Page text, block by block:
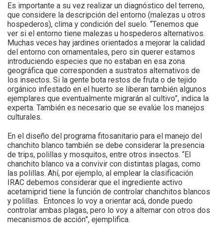
Es importante a su vez realizar un diagnóstico del terreno,
que considere la descripción del entorno (malezas u otros
hospederos), clima y condición del suelo. “Tenemos que
ver si el entorno tiene malezas u hospederos alternativos.
Muchas veces hay jardines orientados a mejorar la calidad
del entorno con ornamentales, pero sin querer estamos
introduciendo especies que no estaban en esa zona
geográfica que corresponden a sustratos alternativos de
los insectos. Si la gente bota restos de fruta o de tejido
orgánico infestado en el huerto se liberan también algunos
ejemplares que eventualmente migrarán al cultivo”, indica la
experta. También es necesario que se evalúe los manejos
culturales.
En el diseño del programa fitosanitario para el manejo del
chanchito blanco también se debe considerar la presencia
de trips, polillas y mosquitos, entre otros insectos. “El
chanchito blanco va a convivir con distintas plagas, como
las polillas. Ahí, por ejemplo, al emplear la clasificación
IRAC debemos considerar que el ingrediente activo
acetamiprid tiene la función de controlar chanchitos blancos
y polillas. Entonces lo voy a orientar acá, donde puedo
controlar ambas plagas, pero lo voy a alternar con otros dos
mecanismos de acción”, ejemplifica.